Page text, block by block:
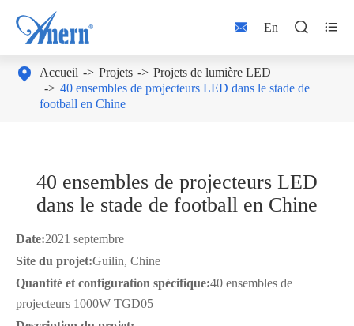
 En  
 Accueil Projets
Projets de lumière LED
40 ensembles de projecteurs LED dans le stade de
football en Chine
40 ensembles de projecteurs LED
dans le stade de football en Chine
Date:2021 septembre
Site du projet:Guilin, Chine
Quantité et configuration spécifique:40 ensembles de
projecteurs 1000W TGD05